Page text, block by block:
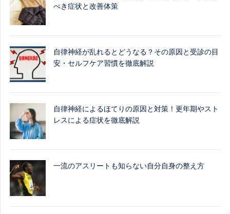
べき症状と改善体策
自律神経が乱れるとどうなる？その原因と受診の目
安・セルフケア習慣を徹底解説
自律神経によるほてりの原因と対策！更年期やスト
レスによる症状を徹底解説
一流のアスリートも知らない自分自身の整え方